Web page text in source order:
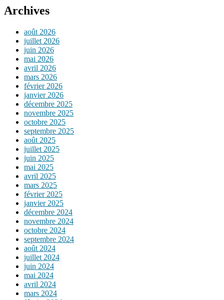
Archives
août 2026
juillet 2026
juin 2026
mai 2026
avril 2026
mars 2026
février 2026
janvier 2026
décembre 2025
novembre 2025
octobre 2025
septembre 2025
août 2025
juillet 2025
juin 2025
mai 2025
avril 2025
mars 2025
février 2025
janvier 2025
décembre 2024
novembre 2024
octobre 2024
septembre 2024
août 2024
juillet 2024
juin 2024
mai 2024
avril 2024
mars 2024